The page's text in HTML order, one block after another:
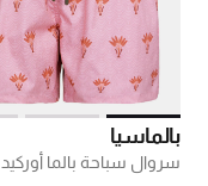
بالماسيا